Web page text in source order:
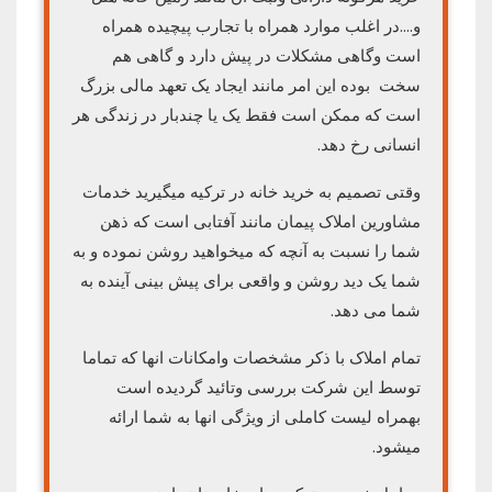
و….در اغلب موارد همراه با تجارب پیچیده همراه
است وگاهی مشکلات در پیش دارد و گاهی هم
سخت بوده این امر مانند ایجاد یک تعهد مالی بزرگ
است که ممکن است فقط یک یا چندبار در زندگی هر
انسانی رخ دهد.
وقتی تصمیم به خرید خانه در ترکیه میگیرید خدمات
مشاورین املاک پیمان مانند آفتابی است که ذهن
شما را نسبت به آنچه که میخواهید روشن نموده و به
شما یک دید روشن و واقعی برای پیش بینی آینده به
شما می دهد.
تمام املاک با ذکر مشخصات وامکانات انها که تماما
توسط این شرکت بررسی وتائید گردیده است
بهمراه لیست کاملی از ویژگی انها به شما ارائه
میشود.